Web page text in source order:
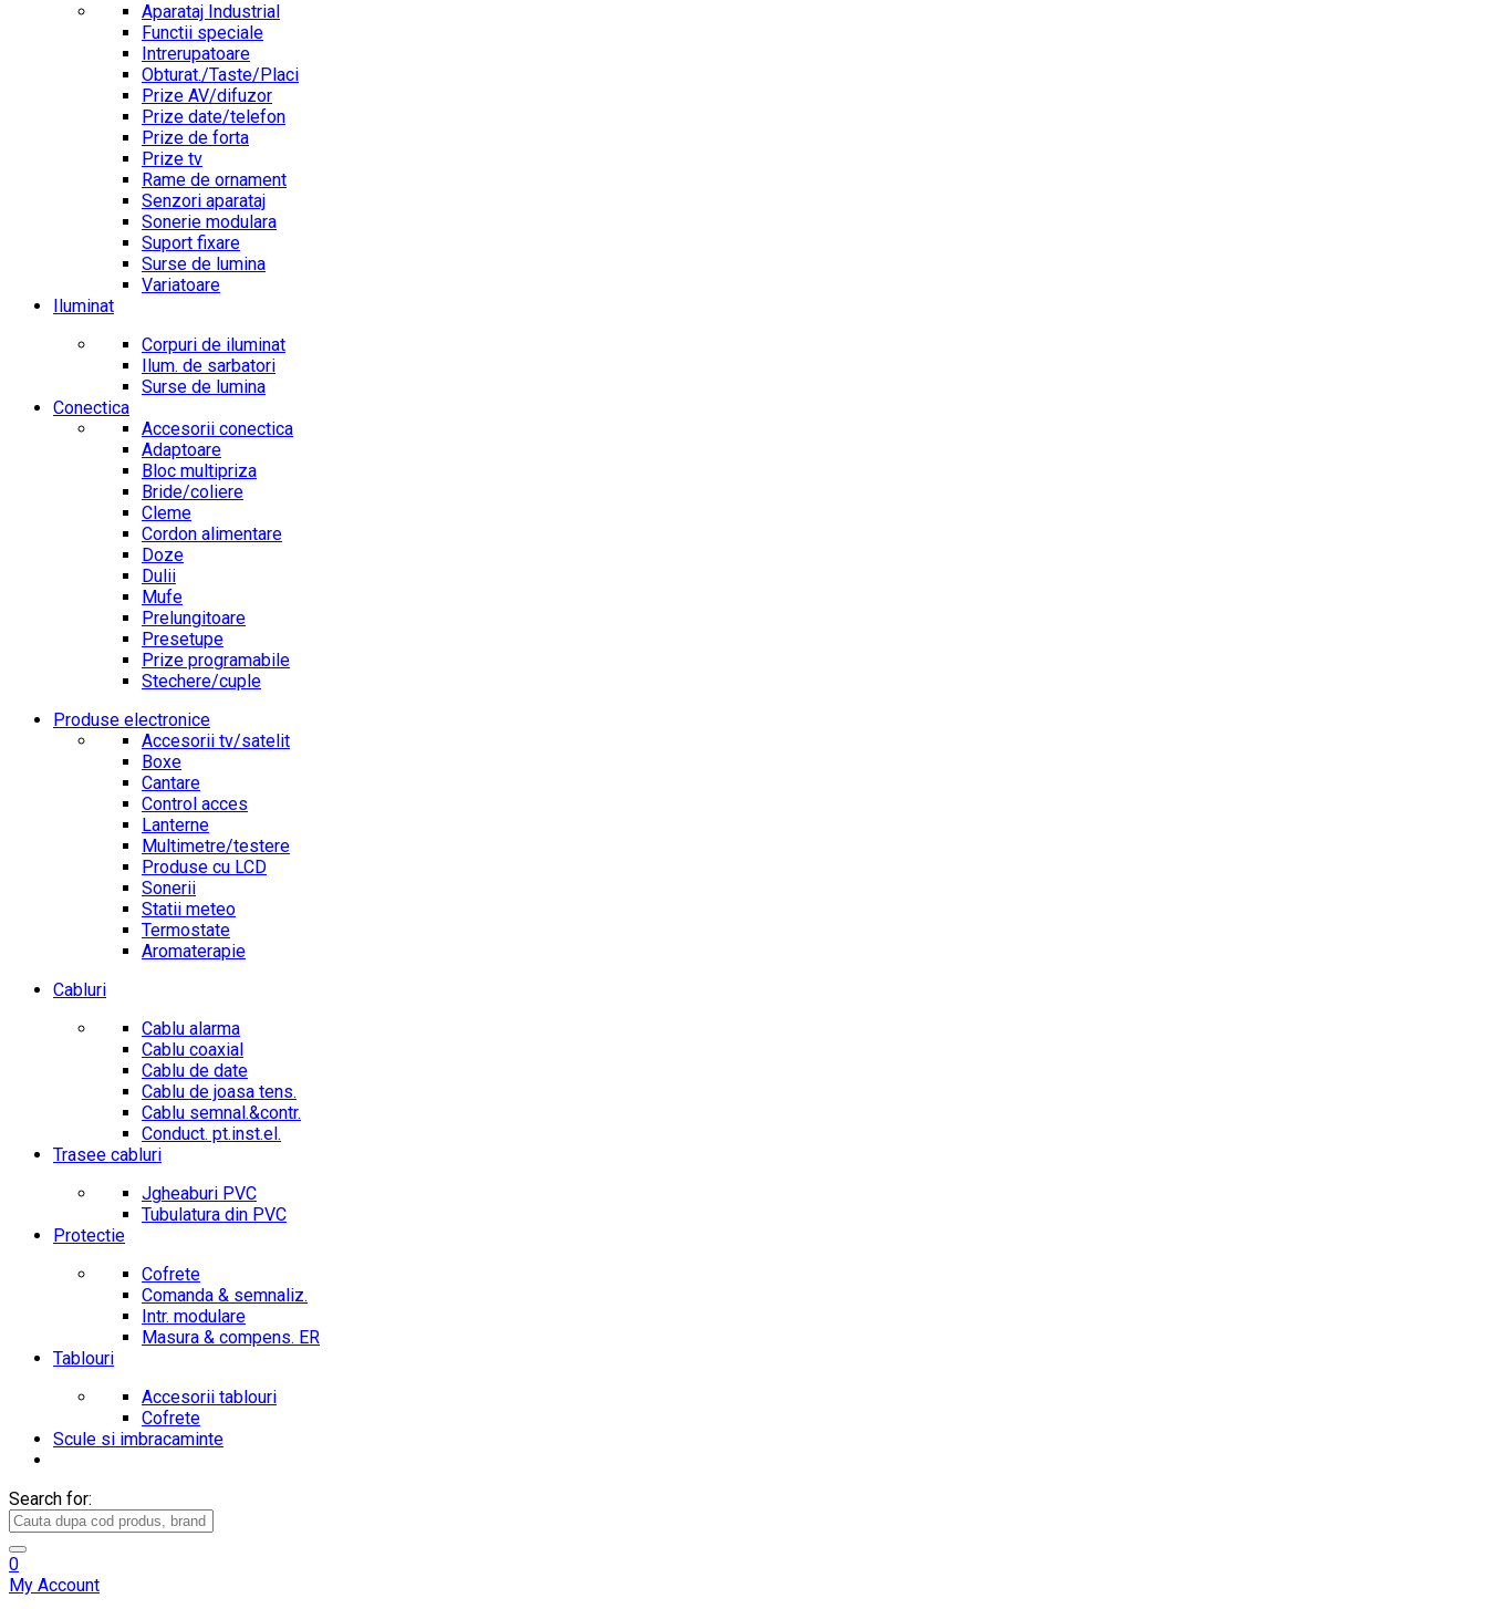
Aparataj Industrial
Functii speciale
Intrerupatoare
Obturat./Taste/Placi
Prize AV/difuzor
Prize date/telefon
Prize de forta
Prize tv
Rame de ornament
Senzori aparataj
Sonerie modulara
Suport fixare
Surse de lumina
Variatoare
Iluminat
Corpuri de iluminat
Ilum. de sarbatori
Surse de lumina
Conectica
Accesorii conectica
Adaptoare
Bloc multipriza
Bride/coliere
Cleme
Cordon alimentare
Doze
Dulii
Mufe
Prelungitoare
Presetupe
Prize programabile
Stechere/cuple
Produse electronice
Accesorii tv/satelit
Boxe
Cantare
Control acces
Lanterne
Multimetre/testere
Produse cu LCD
Sonerii
Statii meteo
Termostate
Aromaterapie
Cabluri
Cablu alarma
Cablu coaxial
Cablu de date
Cablu de joasa tens.
Cablu semnal.&contr.
Conduct. pt.inst.el.
Trasee cabluri
Jgheaburi PVC
Tubulatura din PVC
Protectie
Cofrete
Comanda & semnaliz.
Intr. modulare
Masura & compens. ER
Tablouri
Accesorii tablouri
Cofrete
Scule si imbracaminte
Search for:
0
My Account